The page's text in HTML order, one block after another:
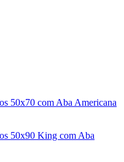
50x70 com Aba Americana
50x90 King com Aba